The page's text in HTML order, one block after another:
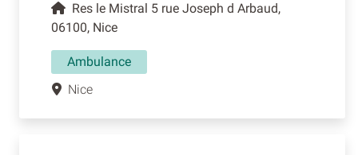
Res le Mistral 5 rue Joseph d Arbaud,
06100, Nice
Ambulance
Nice